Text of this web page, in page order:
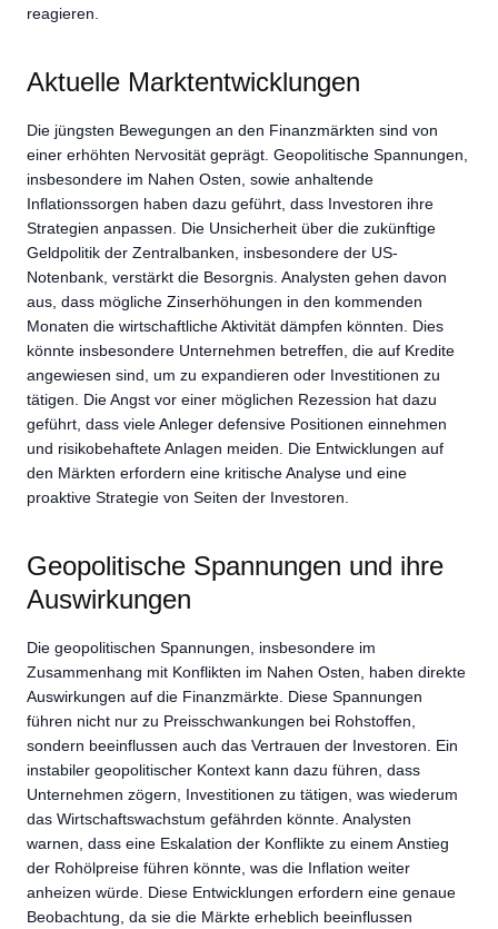
reagieren.
Aktuelle Marktentwicklungen
Die jüngsten Bewegungen an den Finanzmärkten sind von
einer erhöhten Nervosität geprägt. Geopolitische Spannungen,
insbesondere im Nahen Osten, sowie anhaltende
Inflationssorgen haben dazu geführt, dass Investoren ihre
Strategien anpassen. Die Unsicherheit über die zukünftige
Geldpolitik der Zentralbanken, insbesondere der US-
Notenbank, verstärkt die Besorgnis. Analysten gehen davon
aus, dass mögliche Zinserhöhungen in den kommenden
Monaten die wirtschaftliche Aktivität dämpfen könnten. Dies
könnte insbesondere Unternehmen betreffen, die auf Kredite
angewiesen sind, um zu expandieren oder Investitionen zu
tätigen. Die Angst vor einer möglichen Rezession hat dazu
geführt, dass viele Anleger defensive Positionen einnehmen
und risikobehaftete Anlagen meiden. Die Entwicklungen auf
den Märkten erfordern eine kritische Analyse und eine
proaktive Strategie von Seiten der Investoren.
Geopolitische Spannungen und ihre
Auswirkungen
Die geopolitischen Spannungen, insbesondere im
Zusammenhang mit Konflikten im Nahen Osten, haben direkte
Auswirkungen auf die Finanzmärkte. Diese Spannungen
führen nicht nur zu Preisschwankungen bei Rohstoffen,
sondern beeinflussen auch das Vertrauen der Investoren. Ein
instabiler geopolitischer Kontext kann dazu führen, dass
Unternehmen zögern, Investitionen zu tätigen, was wiederum
das Wirtschaftswachstum gefährden könnte. Analysten
warnen, dass eine Eskalation der Konflikte zu einem Anstieg
der Rohölpreise führen könnte, was die Inflation weiter
anheizen würde. Diese Entwicklungen erfordern eine genaue
Beobachtung, da sie die Märkte erheblich beeinflussen